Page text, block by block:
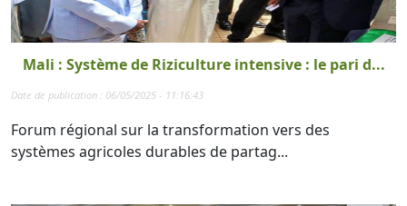
Mali : Système de Riziculture intensive : le pari d...
Date de publication : 06/05/2025 - 11:16:43
Forum régional sur la transformation vers des
systèmes agricoles durables de partag...